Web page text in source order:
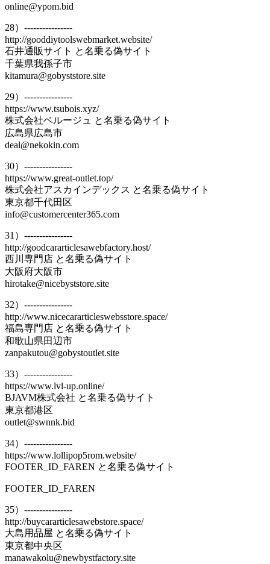
online@ypom.bid
28）----------------
http://gooddiytoolswebmarket.website/
石井通販サイト と名乗る偽サイト
千葉県我孫子市
kitamura@gobyststore.site
29）----------------
https://www.tsubois.xyz/
株式会社ベルージュ と名乗る偽サイト
広島県広島市
deal@nekokin.com
30）----------------
https://www.great-outlet.top/
株式会社アスカインデックス と名乗る偽サイト
東京都千代田区
info@customercenter365.com
31）----------------
http://goodcararticlesawebfactory.host/
西川専門店 と名乗る偽サイト
大阪府大阪市
hirotake@nicebyststore.site
32）----------------
http://www.nicecararticleswebsstore.space/
福島専門店 と名乗る偽サイト
和歌山県田辺市
zanpakutou@gobystoutlet.site
33）----------------
https://www.lvl-up.online/
BJAVM株式会社 と名乗る偽サイト
東京都港区
outlet@swnnk.bid
34）----------------
https://www.lollipop5rom.website/
FOOTER_ID_FAREN と名乗る偽サイト
FOOTER_ID_FAREN
35）----------------
http://buycararticlesawebstore.space/
大島用品屋 と名乗る偽サイト
東京都中央区
manawakolu@newbystfactory.site